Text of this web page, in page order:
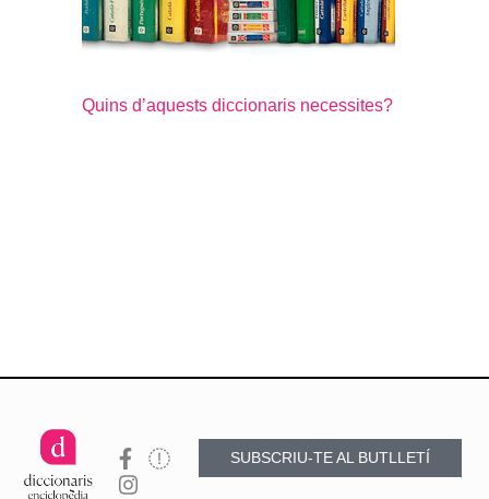
Quins d’aquests diccionaris necessites?
SUBSCRIU-TE AL BUTLLETÍ